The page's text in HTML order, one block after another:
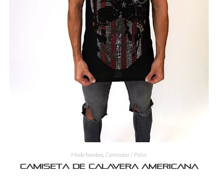
Moda hombre Camisetas / Polos
Camiseta de calavera americana